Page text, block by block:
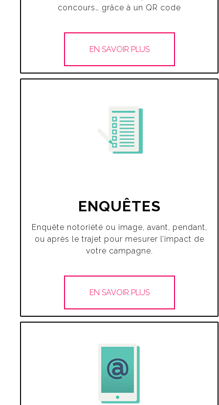
concours… grâce à un QR code
EN SAVOIR PLUS
ENQUÊTES
Enquête notoriété ou image, avant, pendant,
ou après le trajet pour mesurer l’impact de
votre campagne.
EN SAVOIR PLUS